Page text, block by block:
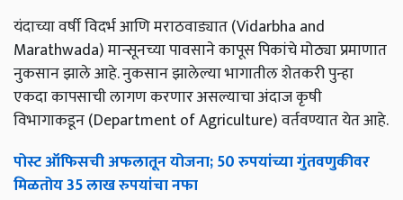
यंदाच्या वर्षी विदर्भ आणि मराठवाड्यात (Vidarbha and
Marathwada) मान्सूनच्या पावसाने कापूस पिकांचे मोठ्या प्रमाणात
नुकसान झाले आहे. नुकसान झालेल्या भागातील शेतकरी पुन्हा
एकदा कापसाची लागण करणार असल्याचा अंदाज कृषी
विभागाकडून (Department of Agriculture) वर्तवण्यात येत आहे.
पोस्ट ऑफिसची अफलातून योजना; 50 रुपयांच्या गुंतवणुकीवर
मिळतोय 35 लाख रुपयांचा नफा